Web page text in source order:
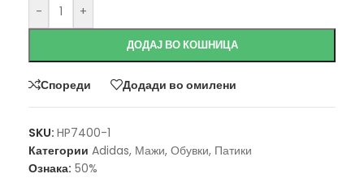
- +
ДОДАЈ ВО КОШНИЦА
Спореди Додади во омилени
SKU: HP7400-1
Категории Adidas, Мажи, Обувки, Патики
Ознака: 50%